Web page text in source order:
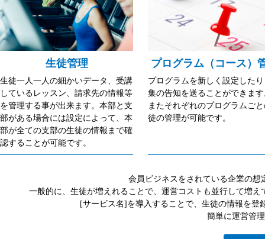
生徒管理
生徒一人一人の細かいデータ、受講
しているレッスン、請求先の情報等
を管理する事が出来ます。本部と支
部がある場合には設定によって、本
部が全ての支部の生徒の情報まで確
認することが可能です。
プログラム（コース）
プログラムを新しく設定した
集の告知を送ることができま
またそれぞれのプログラムご
徒の管理が可能です。
会員ビジネスをされている企業の
一般的に、生徒が増えれることで、運営コストも並行して増
[サービス名]を導入することで、生徒の情報を
簡単に運営管